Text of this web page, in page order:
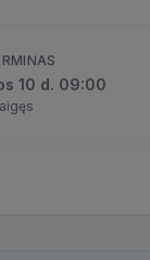
10 d. 09:00